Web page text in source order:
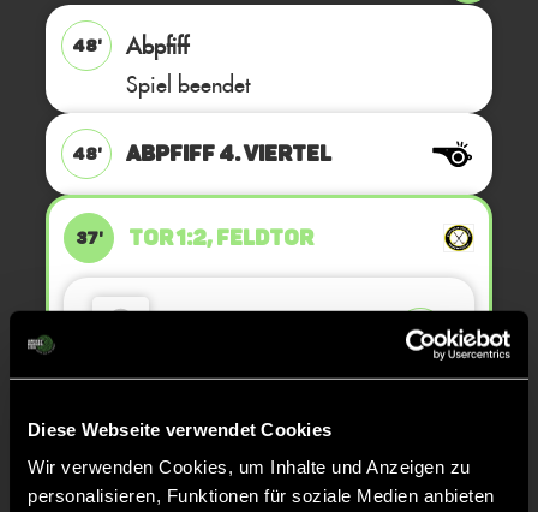
Diese Webseite verwendet Cookies
Wir verwenden Cookies, um Inhalte und Anzeigen zu
personalisieren, Funktionen für soziale Medien anbieten
48'
Abpfiff
Spiel beendet
48' ABPFIFF 4. Viertel
37' TOR 1:2, FELDTOR
24